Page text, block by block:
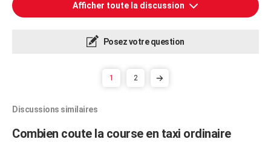
Afficher toute la discussion
Posez votre question
1 2
Discussions similaires
Combien coute la course en taxi ordinaire